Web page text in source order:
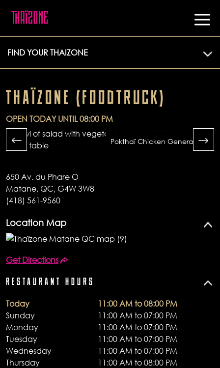
FIND YOUR THAIZONE
THAÏZONE (FOODTRUCK)
OPEN TODAY UNTIL 08:00 PM
Pokthaï Chicken General Tao
650 Av. du Phare O
Matane, QC, G4W 3W8
(418) 561-9560
Location Map
Get Directions
RESTAURANT HOURS
Today
11:00 AM to 08:00 PM
Sunday
11:00 AM to 07:00 PM
Monday
11:00 AM to 07:00 PM
Tuesday
11:00 AM to 07:00 PM
Wednesday
11:00 AM to 07:00 PM
Thursday
11:00 AM to 08:00 PM